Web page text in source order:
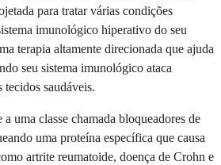
para tratar várias condições
imunológico hiperativo do seu
terapia altamente direcionada que ajuda
seu sistema imunológico ataca
tecidos saudáveis.
uma classe chamada bloqueadores de
uma proteína específica que causa
artrite reumatoide, doença de Crohn e